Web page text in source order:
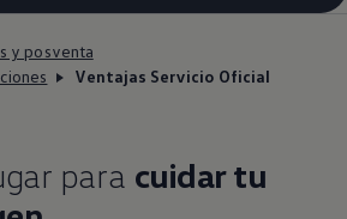
y posventa
Ventajas Servicio Oficial
para cuidar tu